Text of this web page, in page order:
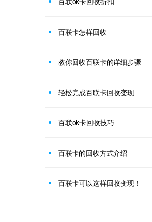
百联卡怎样回收
教你回收百联卡的详细步骤
轻松完成百联卡回收变现
百联ok卡回收技巧
百联卡的回收方式介绍
百联卡可以这样回收变现！